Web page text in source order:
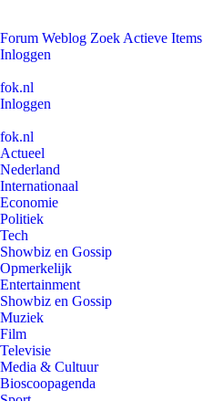
Forum Weblog Zoek Actieve Items
Inloggen
fok.nl
Inloggen
fok.nl
Actueel
Nederland
Internationaal
Economie
Politiek
Tech
Showbiz en Gossip
Opmerkelijk
Entertainment
Showbiz en Gossip
Muziek
Film
Televisie
Media & Cultuur
Bioscoopagenda